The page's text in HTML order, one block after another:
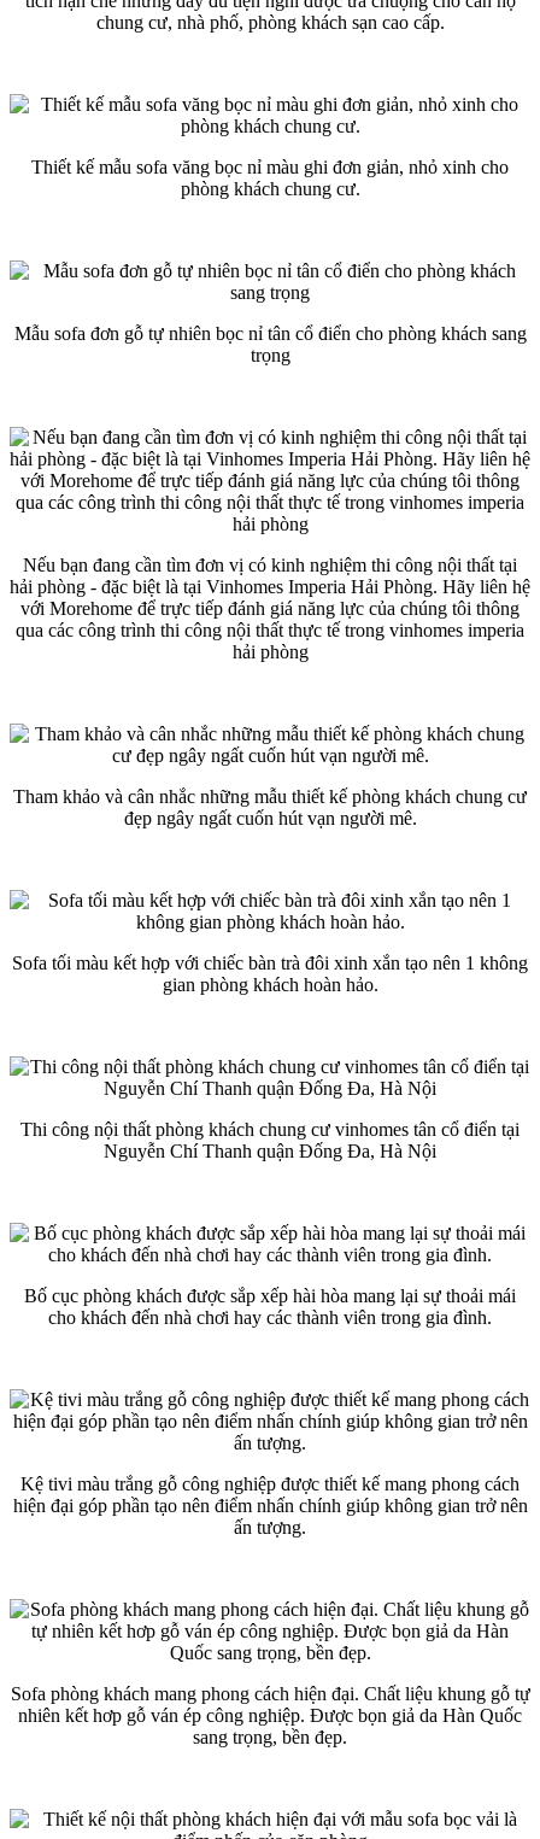
chung cư, nhà phố, phòng khách sạn cao cấp.
Thiết kế mẫu sofa văng bọc nỉ màu ghi đơn giản, nhỏ xinh cho
phòng khách chung cư.
Mẫu sofa đơn gỗ tự nhiên bọc nỉ tân cổ điển cho phòng khách sang
trọng
Nếu bạn đang cần tìm đơn vị có kinh nghiệm thi công nội thất tại
hải phòng - đặc biệt là tại Vinhomes Imperia Hải Phòng. Hãy liên hệ
với Morehome để trực tiếp đánh giá năng lực của chúng tôi thông
qua các công trình thi công nội thất thực tế trong vinhomes imperia
hải phòng
Tham khảo và cân nhắc những mẫu thiết kế phòng khách chung cư
đẹp ngây ngất cuốn hút vạn người mê.
Sofa tối màu kết hợp với chiếc bàn trà đôi xinh xắn tạo nên 1 không
gian phòng khách hoàn hảo.
Thi công nội thất phòng khách chung cư vinhomes tân cổ điển tại
Nguyễn Chí Thanh quận Đống Đa, Hà Nội
Bố cục phòng khách được sắp xếp hài hòa mang lại sự thoải mái
cho khách đến nhà chơi hay các thành viên trong gia đình.
Kệ tivi màu trắng gỗ công nghiệp được thiết kế mang phong cách
hiện đại góp phần tạo nên điểm nhấn chính giúp không gian trở nên
ấn tượng.
Sofa phòng khách mang phong cách hiện đại. Chất liệu khung gỗ tự
nhiên kết hơp gỗ ván ép công nghiệp. Được bọn giả da Hàn Quốc
sang trọng, bền đẹp.